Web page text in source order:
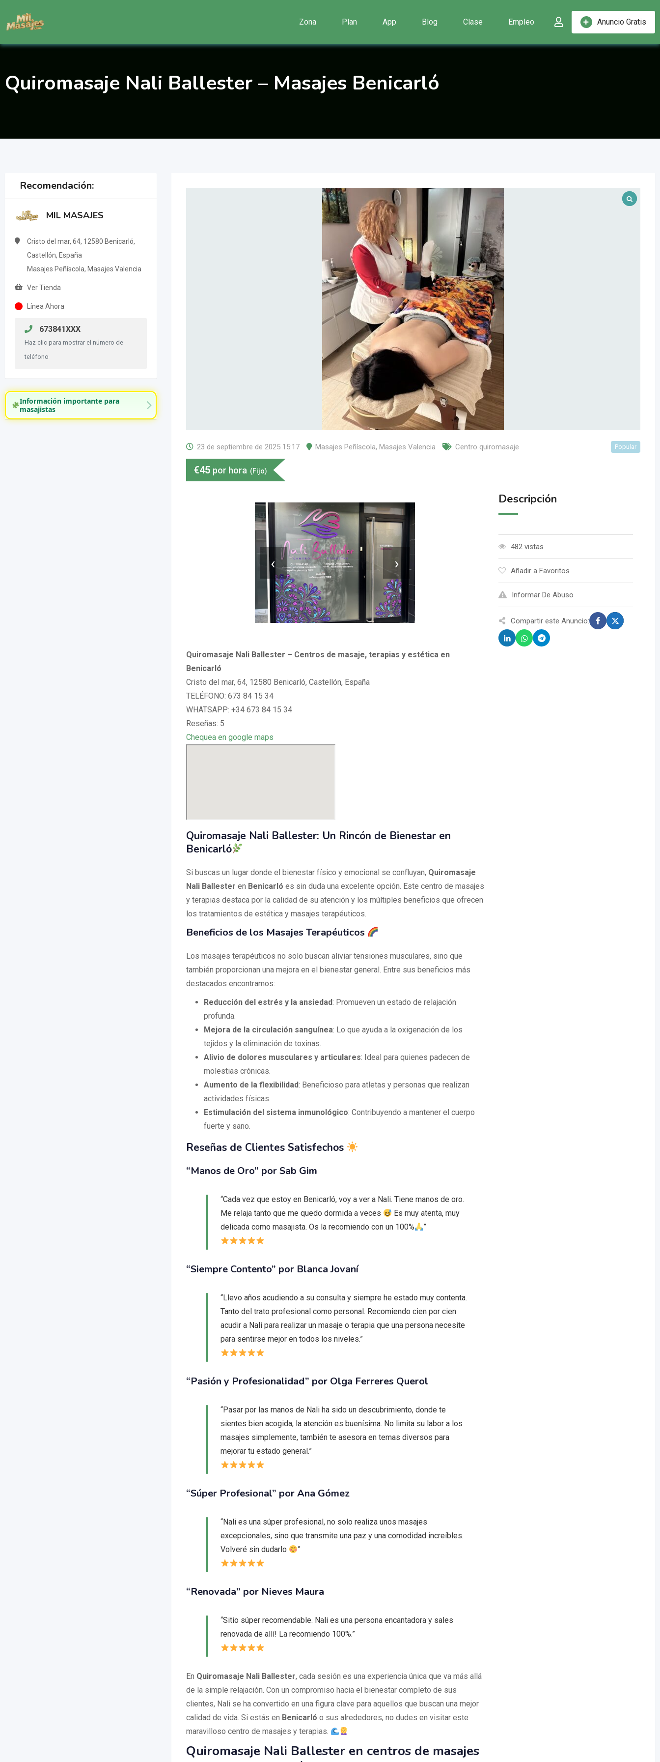
contenido
Anuncio Gratis
Zona Plan App Blog Clase Empleo
Quiromasaje Nali Ballester – Masajes Benicarló
Recomendación:
MIL MASAJES
Cristo del mar, 64, 12580 Benicarló,
Castellón, España
Masajes Peñíscola, Masajes Valencia
Ver Tienda
Línea Ahora
673841XXX
Haz clic para mostrar el número de
teléfono
Información importante para
masajistas
23 de septiembre de 2025 15:17 Masajes Peñíscola, Masajes Valencia Centro quiromasaje Popular
€45 por hora (Fijo)
‹ ›
Quiromasaje Nali Ballester – Centros de masaje, terapias y estética en
Benicarló
Cristo del mar, 64, 12580 Benicarló, Castellón, España
TELÉFONO: 673 84 15 34
WHATSAPP: +34 673 84 15 34
Reseñas: 5
Chequea en google maps
Quiromasaje Nali Ballester: Un Rincón de Bienestar en
Benicarló
Si buscas un lugar donde el bienestar físico y emocional se confluyan, Quiromasaje
Nali Ballester en Benicarló es sin duda una excelente opción. Este centro de masajes
y terapias destaca por la calidad de su atención y los múltiples beneficios que ofrecen
los tratamientos de estética y masajes terapéuticos.
Beneficios de los Masajes Terapéuticos
Los masajes terapéuticos no solo buscan aliviar tensiones musculares, sino que
también proporcionan una mejora en el bienestar general. Entre sus beneficios más
destacados encontramos:
Reducción del estrés y la ansiedad: Promueven un estado de relajación
profunda.
Mejora de la circulación sanguínea: Lo que ayuda a la oxigenación de los
tejidos y la eliminación de toxinas.
Alivio de dolores musculares y articulares: Ideal para quienes padecen de
molestias crónicas.
Aumento de la flexibilidad: Beneficioso para atletas y personas que realizan
actividades físicas.
Estimulación del sistema inmunológico: Contribuyendo a mantener el cuerpo
fuerte y sano.
Reseñas de Clientes Satisfechos
“Manos de Oro” por Sab Gim
“Cada vez que estoy en Benicarló, voy a ver a Nali. Tiene manos de oro.
Me relaja tanto que me quedo dormida a veces
Es muy atenta, muy
delicada como masajista. Os la recomiendo con un 100%
”
“Siempre Contento” por Blanca Jovaní
“Llevo años acudiendo a su consulta y siempre he estado muy contenta.
Tanto del trato profesional como personal. Recomiendo cien por cien
acudir a Nali para realizar un masaje o terapia que una persona necesite
para sentirse mejor en todos los niveles.”
“Pasión y Profesionalidad” por Olga Ferreres Querol
“Pasar por las manos de Nali ha sido un descubrimiento, donde te
sientes bien acogida, la atención es buenísima. No limita su labor a los
masajes simplemente, también te asesora en temas diversos para
mejorar tu estado general.”
“Súper Profesional” por Ana Gómez
“Nali es una súper profesional, no solo realiza unos masajes
excepcionales, sino que transmite una paz y una comodidad increíbles.
Volveré sin dudarlo
”
“Renovada” por Nieves Maura
“Sitio súper recomendable. Nali es una persona encantadora y sales
renovada de allí! La recomiendo 100%.”
En Quiromasaje Nali Ballester, cada sesión es una experiencia única que va más allá
de la simple relajación. Con un compromiso hacia el bienestar completo de sus
clientes, Nali se ha convertido en una figura clave para aquellos que buscan una mejor
calidad de vida. Si estás en Benicarló o sus alrededores, no dudes en visitar este
maravilloso centro de masajes y terapias.
Quiromasaje Nali Ballester en centros de masajes
Descripción
482 vistas
Añadir a Favoritos
Informar De Abuso
Compartir este Anuncio: